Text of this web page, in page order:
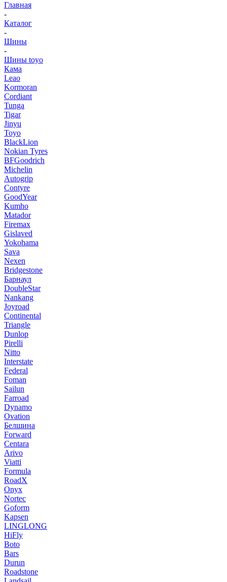
Главная
-
Каталог
-
Шины
-
Шины toyo
Кама
Leao
Kormoran
Cordiant
Tunga
Tigar
Jinyu
Toyo
BlackLion
Nokian Tyres
BFGoodrich
Michelin
Autogrip
Contyre
GoodYear
Kumho
Matador
Firemax
Gislaved
Yokohama
Sava
Nexen
Bridgestone
Барнаул
DoubleStar
Nankang
Joyroad
Continental
Triangle
Dunlop
Pirelli
Nitto
Interstate
Federal
Foman
Sailun
Farroad
Dynamo
Ovation
Белшина
Forward
Centara
Arivo
Viatti
Formula
RoadX
Onyx
Nortec
Goform
Kapsen
LINGLONG
HiFly
Boto
Bars
Durun
Roadstone